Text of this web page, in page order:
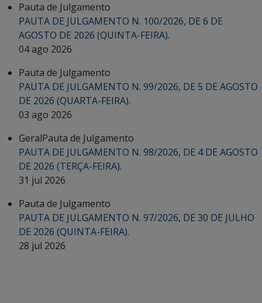
Pauta de Julgamento
PAUTA DE JULGAMENTO N. 100/2026, DE 6 DE
AGOSTO DE 2026 (QUINTA-FEIRA).
04 ago 2026
Pauta de Julgamento
PAUTA DE JULGAMENTO N. 99/2026, DE 5 DE AGOSTO
DE 2026 (QUARTA-FEIRA).
03 ago 2026
GeralPauta de Julgamento
PAUTA DE JULGAMENTO N. 98/2026, DE 4 DE AGOSTO
DE 2026 (TERÇA-FEIRA).
31 jul 2026
Pauta de Julgamento
PAUTA DE JULGAMENTO N. 97/2026, DE 30 DE JULHO
DE 2026 (QUINTA-FEIRA).
28 jul 2026